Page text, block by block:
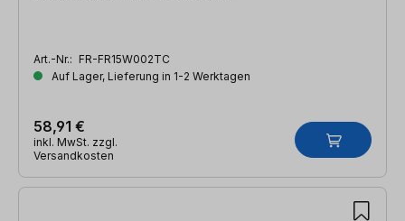
Art.-Nr.: FR-FR15W002TC
Auf Lager, Lieferung in 1-2 Werktagen
58,91 €
inkl. MwSt. zzgl.
Versandkosten